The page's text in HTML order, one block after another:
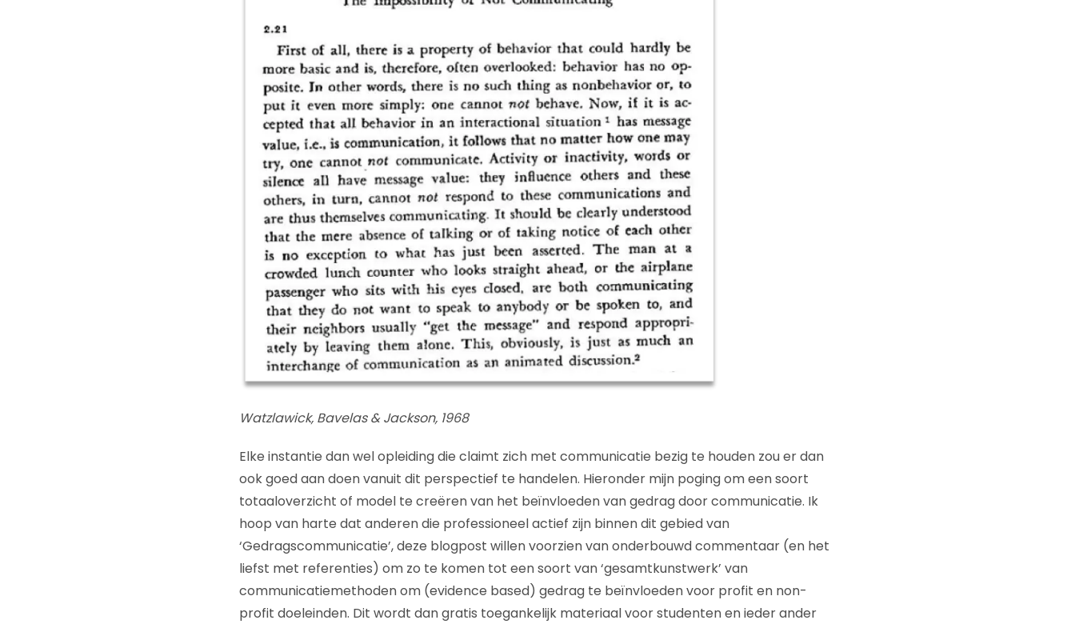
Watzlawick, Bavelas & Jackson, 1968
Elke instantie dan wel opleiding die claimt zich met communicatie bezig te houden zou er dan
ook goed aan doen vanuit dit perspectief te handelen. Hieronder mijn poging om een soort
totaaloverzicht of model te creëren van het beïnvloeden van gedrag door communicatie. Ik
hoop van harte dat anderen die professioneel actief zijn binnen dit gebied van
‘Gedragscommunicatie’, deze blogpost willen voorzien van onderbouwd commentaar (en het
liefst met referenties) om zo te komen tot een soort van ‘gesamtkunstwerk’ van
communicatiemethoden om (evidence based) gedrag te beïnvloeden voor profit en non-
profit doeleinden. Dit wordt dan gratis toegankelijk materiaal voor studenten en ieder ander